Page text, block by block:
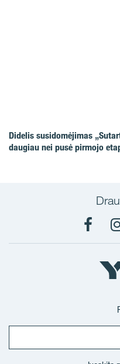
Didelis susidomėjimas
daugiau nei pusė pirmojo